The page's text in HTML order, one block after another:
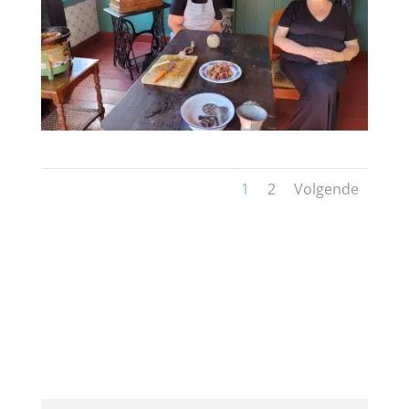
1 2 Volgende